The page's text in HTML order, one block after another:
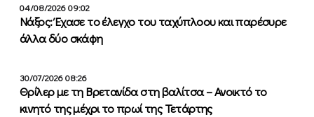
04/08/2026 09:02
Νάξος: Έχασε το έλεγχο του ταχύπλοου και παρέσυρε
άλλα δύο σκάφη
30/07/2026 08:26
Θρίλερ με τη Βρετανίδα στη βαλίτσα – Ανοικτό το
κινητό της μέχρι το πρωί της Τετάρτης